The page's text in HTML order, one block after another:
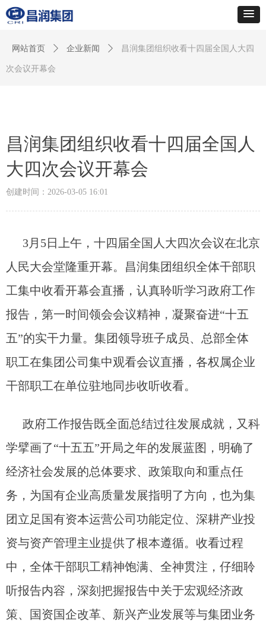
昌润集团组织收看十四届全国人
大四次会议开幕会
3月5日上午，十四届全国人大四次会议在北京
人民大会堂隆重开幕。昌润集团组织全体干部职
工集中收看开幕会直播，认真聆听学习政府工作
报告，第一时间领会会议精神，凝聚奋进“十五
五”的实干力量。集团领导班子成员、总部全体
职工在集团公司集中观看会议直播，各权属企业
干部职工在单位驻地同步收听收看。
政府工作报告既全面总结过往发展成就，又科
学擘画了“十五五”开局之年的发展蓝图，明确了
经济社会发展的总体要求、政策取向和重点任
务，为国有企业高质量发展指明了方向，也为集
团立足国有资本运营公司功能定位、深耕产业投
资与资产管理主业提供了根本遵循。收看过程
中，全体干部职工精神饱满、全神贯注，仔细聆
听报告内容，深刻把握报告中关于宏观经济政
策、国资国企改革、新兴产业发展等与集团业务
网站首页 ꄲ 企业新闻 ꄲ 昌润集团组织收看十四届全国人大四
次会议开幕会
创建时间： 2026-03-05 16:01